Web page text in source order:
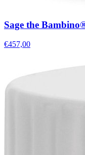
Sage the
€457,00